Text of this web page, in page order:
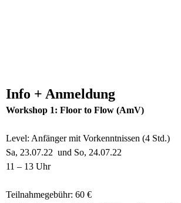
Info + Anmeldung
Workshop 1: Floor to Flow (AmV)
Level: Anfänger mit Vorkenntnissen (4 Std.)
Sa, 23.07.22 und So, 24.07.22
11 – 13 Uhr
Teilnahmegebühr: 60 €